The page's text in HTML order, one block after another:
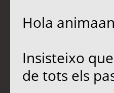
Hola
Insisteixo
de tots els